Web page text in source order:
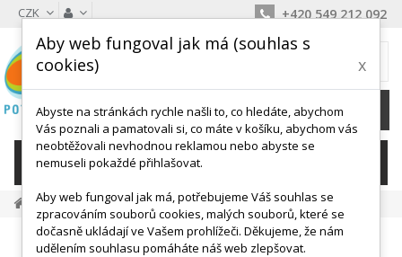
CZK +420 549 212 092
0 Kč
KATEGORIE
Do Vody, Plavání Plavecké Pásy Plavecký Pás 600
Aby web fungoval jak má (souhlas s
cookies)
x
Abyste na stránkách rychle našli to, co hledáte, abychom
Vás poznali a pamatovali si, co máte v košíku, abychom vás
neobtěžovali nevhodnou reklamou nebo abyste se
nemuseli pokaždé přihlašovat.
Aby web fungoval jak má, potřebujeme Váš souhlas se
zpracováním souborů cookies, malých souborů, které se
dočasně ukládají ve Vašem prohlížeči. Děkujeme, že nám
udělením souhlasu pomáháte náš web zlepšovat.